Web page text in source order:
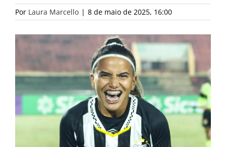
Por Laura Marcello | 8 de maio de 2025, 16:00